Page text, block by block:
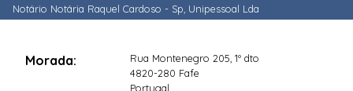
Notário Notária Raquel Cardoso - Sp, Unipessoal Lda
Morada:
Rua Montenegro 205, 1º dto
4820-280 Fafe
Portugal